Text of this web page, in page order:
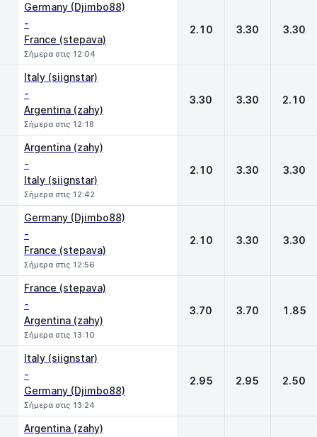
Germany (Djimbo88)
-
France (stepava)
Σήμερα στις 12:04
2.10 3.30 3.30
Italy (siignstar)
-
Argentina (zahy)
Σήμερα στις 12:18
3.30 3.30 2.10
Argentina (zahy)
-
Italy (siignstar)
Σήμερα στις 12:42
2.10 3.30 3.30
Germany (Djimbo88)
-
France (stepava)
Σήμερα στις 12:56
2.10 3.30 3.30
France (stepava)
-
Argentina (zahy)
Σήμερα στις 13:10
3.70 3.70 1.85
Italy (siignstar)
-
Germany (Djimbo88)
Σήμερα στις 13:24
2.95 2.95 2.50
Argentina (zahy)